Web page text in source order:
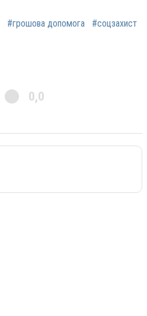
#грошова допомога #соцзахист
0,0